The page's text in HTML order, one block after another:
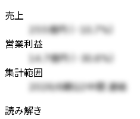
売上
255億円 (-10.7%)
営業利益
14.7億円 (-30.6%)
集計範囲
2026/6期Q2中間 連結
読み解き